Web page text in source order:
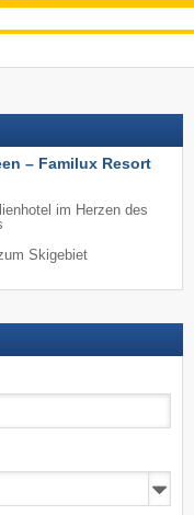
– Familux Resort
im Herzen des
Skigebiet